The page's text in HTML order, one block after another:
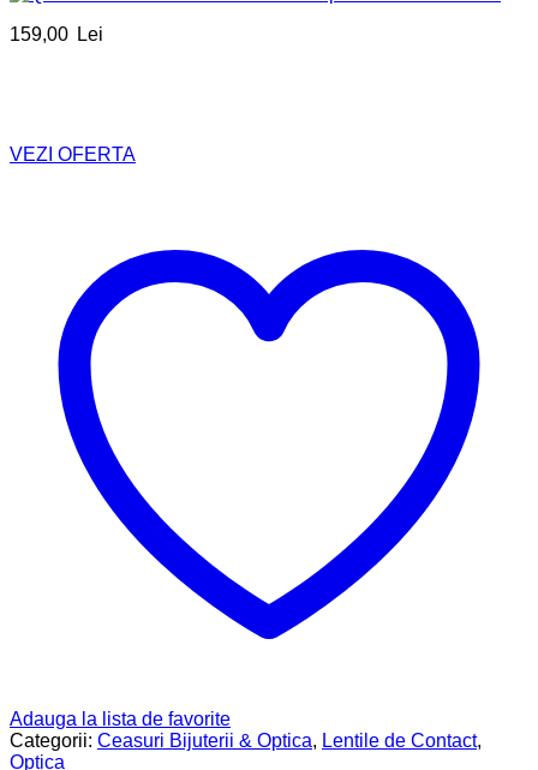
159,00 Lei
VEZI OFERTA
Adauga la lista de favorite
Categorii: Ceasuri Bijuterii & Optica, Lentile de Contact,
Optica